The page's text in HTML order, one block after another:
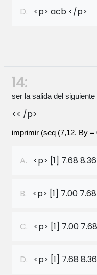
D. <p> acb </p>
14:
ser la salida del
<< /p>
imprimir (seq (7,12. By =
A. <p> [1] 7.68 8.36
B. <p> [1] 7.00 7.68
C. <p> [1] 7.00
D. <p> [1] 7.68